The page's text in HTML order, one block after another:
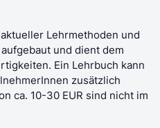
Lehrmethoden und
und dient dem
Ein Lehrbuch kann
zusätzlich
ca. 10-30 EUR sind nicht im